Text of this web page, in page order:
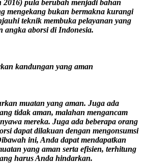
2016) pula berubah menjadi bahan
mengekang bukan bermakna kurangi
teknik membuka pelayanan yang
angka aborsi di Indonesia.
kandungan yang aman
muatan yang aman. Juga ada
tidak aman, malahan mengancam
mereka. Juga ada beberapa orang
dapat dilakuan dengan mengonsumsi
ini, Anda dapat mendapatkan
yang aman serta efisien, terhitung
harus Anda hindarkan.